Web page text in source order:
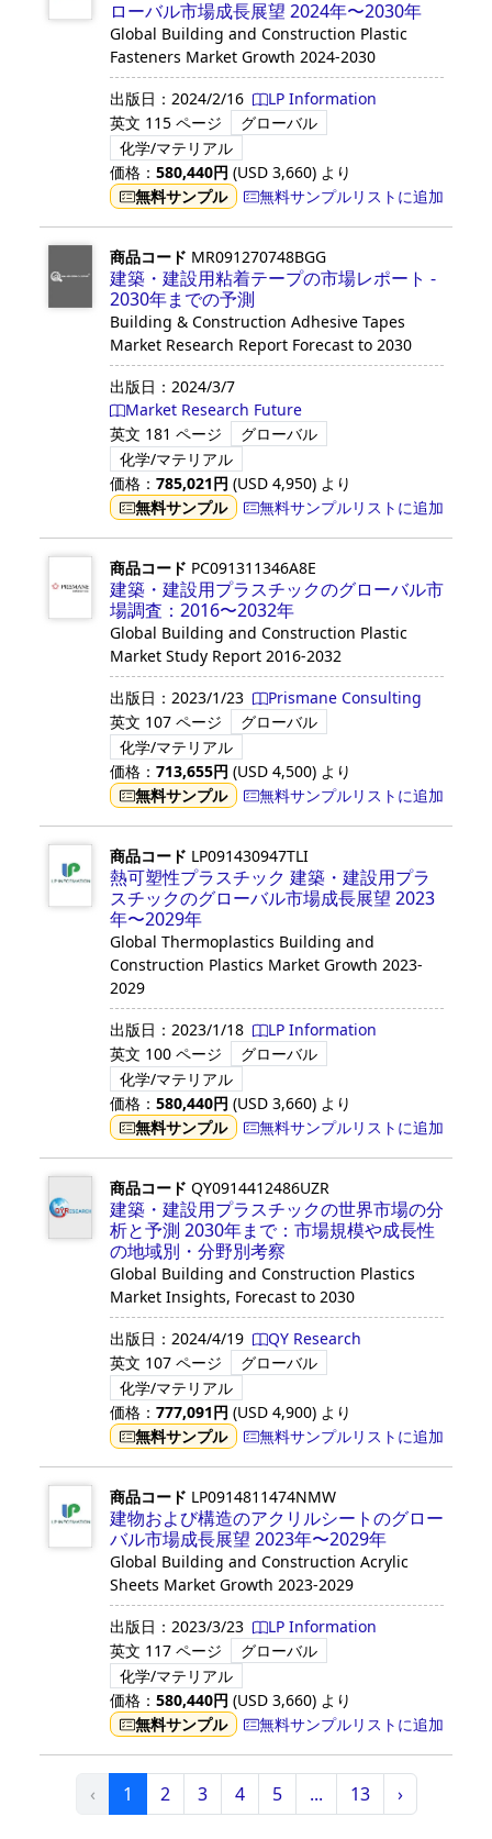
ローバル市場成長展望 2024年〜2030年
Global Building and Construction Plastic
Fasteners Market Growth 2024-2030
出版日： 2024/2/16
LP Information
英文 115 ページ
グローバル
化学/マテリアル
価格： 580,440円 (USD 3,660) より
無料サンプル
無料サンプルリストに追加
商品コード MR091270748BGG
建築・建設用粘着テープの市場レポート -
2030年までの予測
Building & Construction Adhesive Tapes
Market Research Report Forecast to 2030
出版日： 2024/3/7
Market Research Future
英文 181 ページ
グローバル
化学/マテリアル
価格： 785,021円 (USD 4,950) より
無料サンプル
無料サンプルリストに追加
商品コード PC091311346A8E
建築・建設用プラスチックのグローバル市
場調査：2016〜2032年
Global Building and Construction Plastic
Market Study Report 2016-2032
出版日： 2023/1/23
Prismane Consulting
英文 107 ページ
グローバル
化学/マテリアル
価格： 713,655円 (USD 4,500) より
無料サンプル
無料サンプルリストに追加
商品コード LP091430947TLI
熱可塑性プラスチック 建築・建設用プラ
スチックのグローバル市場成長展望 2023
年〜2029年
Global Thermoplastics Building and
Construction Plastics Market Growth 2023-
2029
出版日： 2023/1/18
LP Information
英文 100 ページ
グローバル
化学/マテリアル
価格： 580,440円 (USD 3,660) より
無料サンプル
無料サンプルリストに追加
商品コード QY0914412486UZR
建築・建設用プラスチックの世界市場の分
析と予測 2030年まで：市場規模や成長性
の地域別・分野別考察
Global Building and Construction Plastics
Market Insights, Forecast to 2030
出版日： 2024/4/19
QY Research
英文 107 ページ
グローバル
化学/マテリアル
価格： 777,091円 (USD 4,900) より
無料サンプル
無料サンプルリストに追加
商品コード LP0914811474NMW
建物および構造のアクリルシートのグロー
バル市場成長展望 2023年〜2029年
Global Building and Construction Acrylic
Sheets Market Growth 2023-2029
出版日： 2023/3/23
LP Information
英文 117 ページ
グローバル
化学/マテリアル
価格： 580,440円 (USD 3,660) より
無料サンプル
無料サンプルリストに追加
‹ 1 2 3 4 5 ... 13 ›